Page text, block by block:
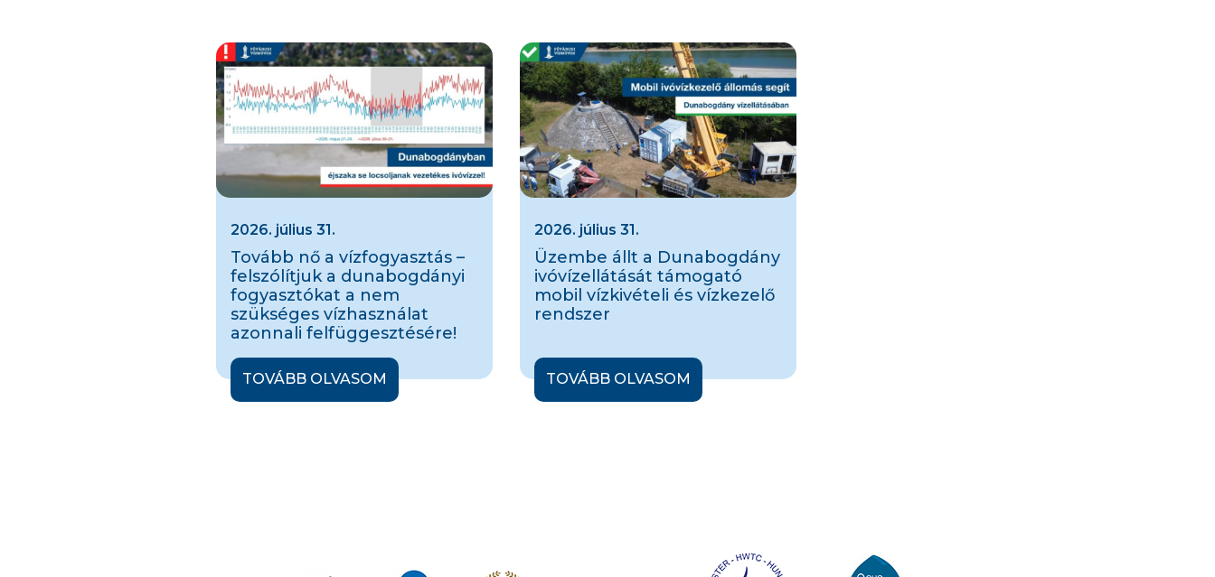
2026. július 31.
Tovább nő a vízfogyasztás –
felszólítjuk a dunabogdányi
fogyasztókat a nem
szükséges vízhasználat
azonnali felfüggesztésére!
TOVÁBB OLVASOM
2026. július 31.
Üzembe állt a Dunabogdány
ivóvízellátását támogató
mobil vízkivételi és vízkezelő
rendszer
TOVÁBB OLVASOM